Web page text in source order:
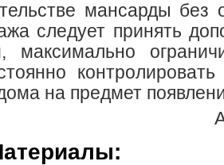
мансарды без
следует принять
максимально
на предмет